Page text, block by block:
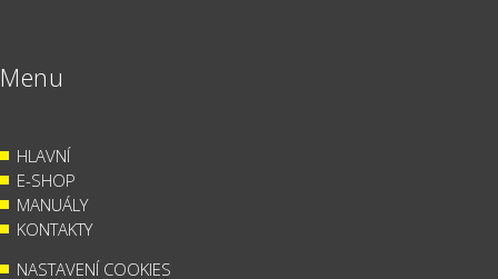
Menu
HLAVNÍ
E-SHOP
MANUÁLY
KONTAKTY
NASTAVENÍ COOKIES